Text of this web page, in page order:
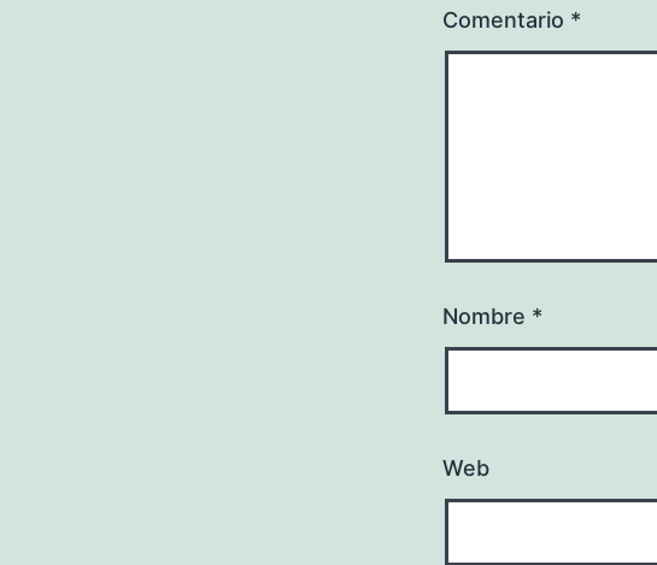
Comentario *
Nombre *
Web